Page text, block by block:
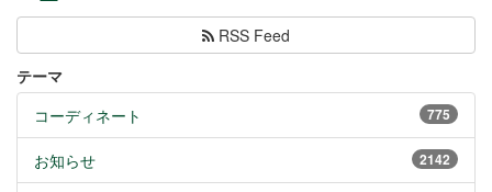
RSS Feed
テーマ
775
コーディネート
2142
お知らせ